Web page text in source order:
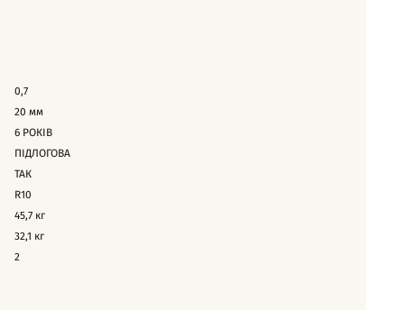
0,7
20 мм
6 РОКІВ
ПІДЛОГОВА
ТАК
R10
45,7 кг
32,1 кг
2